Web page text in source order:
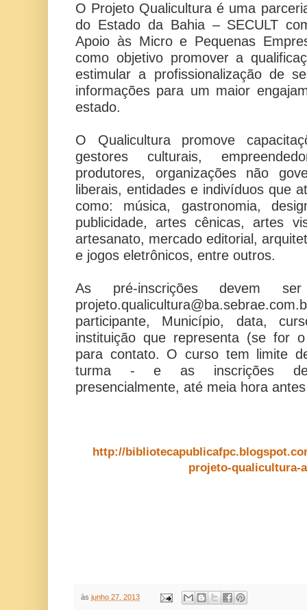
O Projeto Qualicultura é uma
do Estado da Bahia – SECULT
Apoio às Micro e Pequenas
como objetivo promover a
estimular a profissionalização de
informações para um maior
estado.
O Qualicultura promove
gestores culturais,
produtores, organizações não
liberais, entidades e indivíduos que
como: música, gastronomia,
publicidade, artes cênicas, artes
artesanato, mercado editorial,
e jogos eletrônicos, entre outros.
As pré-inscrições devem
participante, Município, data,
instituição que representa (se for
para contato. O curso tem limite
turma - e as inscrições
presencialmente, até meia hora
http://
projeto-qualicultura-
às junho 27, 2013